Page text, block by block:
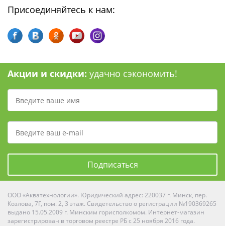
Присоединяйтесь к нам:
Акции и скидки: удачно сэкономить!
Подписаться
ООО «Акватехнологии». Юридический адрес: 220037 г. Минск, пер.
Козлова, 7Г, пом. 2, 3 этаж. Свидетельство о регистрации №190369265
выдано 15.05.2009 г. Минским горисполкомом. Интернет-магазин
зарегистрирован в торговом реестре РБ с 25 ноября 2016 года.